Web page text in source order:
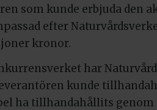
som kunde erbjuda den
efter
kronor.
har
kunde
ha tillhandahållits